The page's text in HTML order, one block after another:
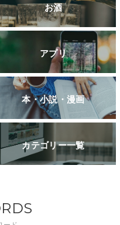
お酒
アプリ
本・小説・漫画
カテゴリー一覧